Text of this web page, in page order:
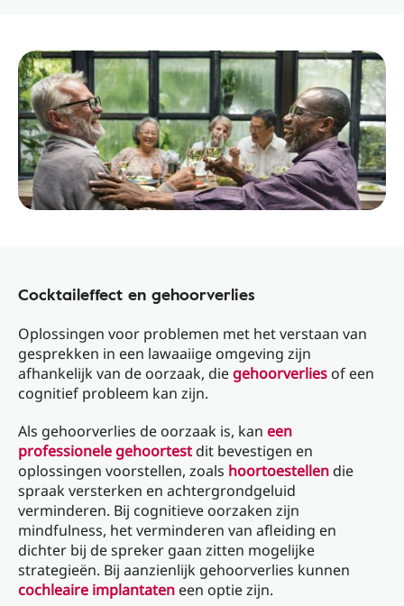
Cocktaileffect en gehoorverlies
Oplossingen voor problemen met het verstaan ​​van
gesprekken in een lawaaiige omgeving zijn
afhankelijk van de oorzaak, diegehoorverliesof een
cognitief probleem kan zijn.
Als gehoorverlies de oorzaak is, kan een
professionele gehoortestdit bevestigen en
oplossingen voorstellen, zoals hoortoestellendie
spraak versterken en achtergrondgeluid
verminderen. Bij cognitieve oorzaken zijn
mindfulness, het verminderen van afleiding en
dichter bij de spreker gaan zitten mogelijke
strategieën. Bij aanzienlijk gehoorverlies kunnen
cochleaire implantaten een optie zijn.